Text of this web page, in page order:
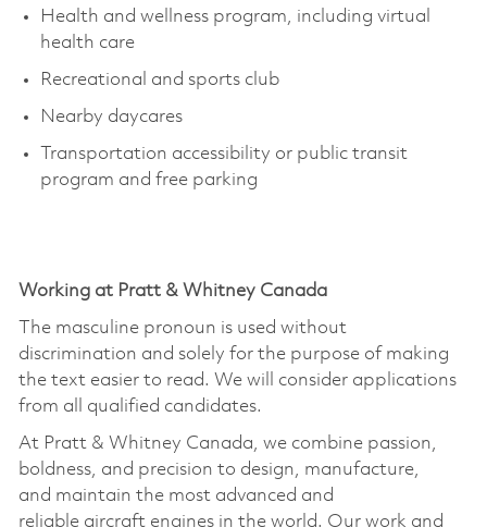
Health and wellness program, including virtual
health care
Recreational and sports club
Nearby daycares
Transportation accessibility or public transit
program and free parking
Working at Pratt & Whitney Canada
The masculine pronoun is used without
discrimination and solely for the purpose of making
the text easier to read. We will consider applications
from all qualified candidates.
At Pratt & Whitney Canada, we combine passion,
boldness, and precision to design, manufacture,
and maintain the most advanced and
reliable aircraft engines in the world. Our work and